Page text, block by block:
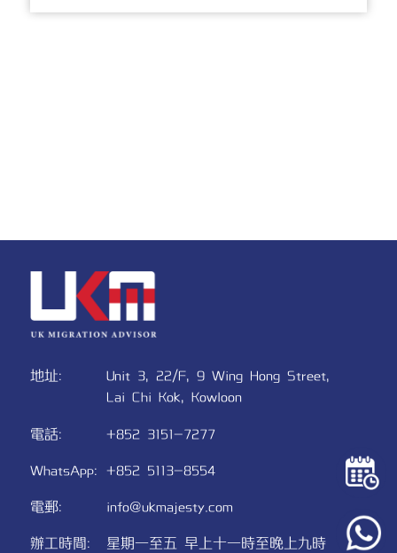
地址:​ Unit 3, 22/F, 9 Wing Hong Street,
Lai Chi Kok, Kowloon
電話: +852 3151-7277
WhatsApp: +852 5113-8554
電郵:​ info@ukmajesty.com
辦工時間: 星期一至五 早上十一時至晚上九時